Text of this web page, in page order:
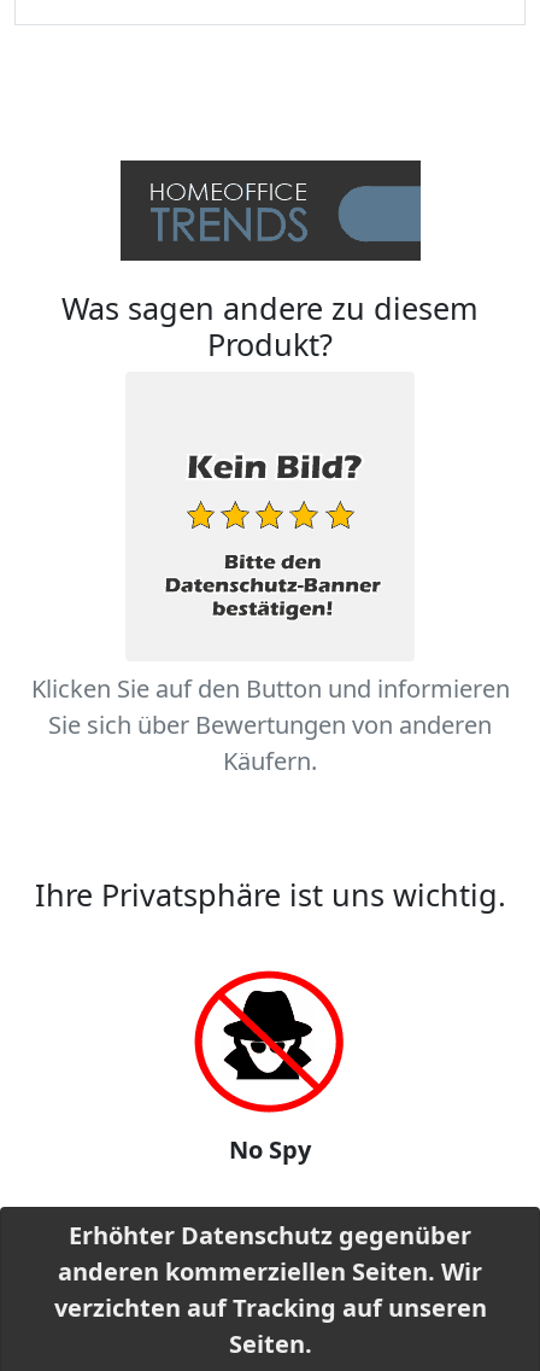
Was sagen andere zu diesem
Produkt?
Klicken Sie auf den Button und informieren
Sie sich über Bewertungen von anderen
Käufern.
Ihre Privatsphäre ist uns wichtig.
No Spy
Erhöhter Datenschutz gegenüber
anderen kommerziellen Seiten. Wir
verzichten auf Tracking auf unseren
Seiten.